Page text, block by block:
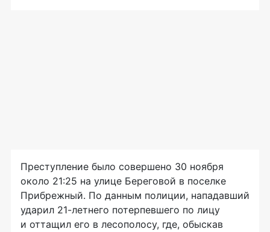
Преступление было совершено 30 ноября
около 21:25 на улице Береговой в поселке
Прибрежный. По данным полиции, нападавший
ударил 21-летнего потерпевшего по лицу
и оттащил его в лесополосу, где, обыскав